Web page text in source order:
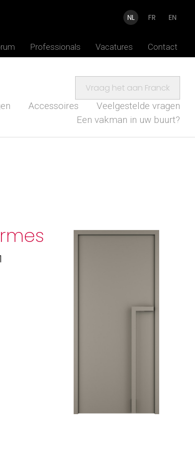
NL FR EN
Professionals Vacatures Contact
Vraag het aan Franck
Accessoires
Veelgestelde vragen
Een vakman in uw buurt?